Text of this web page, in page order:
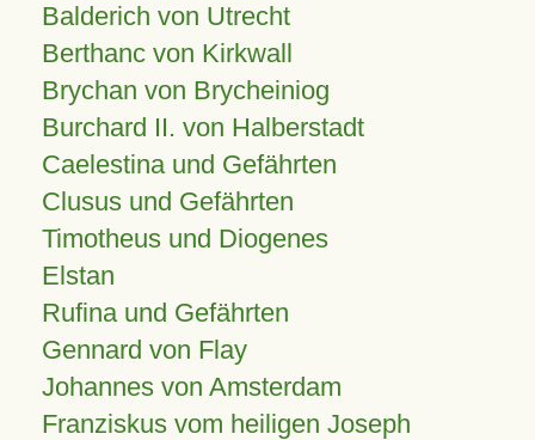
Balderich von Utrecht
Berthanc von Kirkwall
Brychan von Brycheiniog
Burchard II. von Halberstadt
Caelestina und Gefährten
Clusus und Gefährten
Timotheus und Diogenes
Elstan
Rufina und Gefährten
Gennard von Flay
Johannes von Amsterdam
Franziskus vom heiligen Joseph